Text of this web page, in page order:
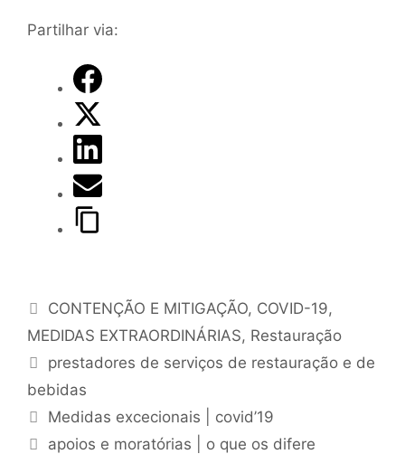
Partilhar via:
CONTENÇÃO E MITIGAÇÃO, COVID-19,
MEDIDAS EXTRAORDINÁRIAS, Restauração
prestadores de serviços de restauração e de
bebidas
Medidas excecionais | covid’19
apoios e moratórias | o que os difere